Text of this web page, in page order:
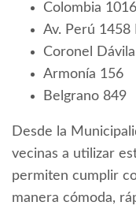
Colombia 1016
Av. Perú 1458
Coronel
Armonía 156
Belgrano 849
Desde la
vecinas a utilizar
permiten cumplir
manera cómoda,